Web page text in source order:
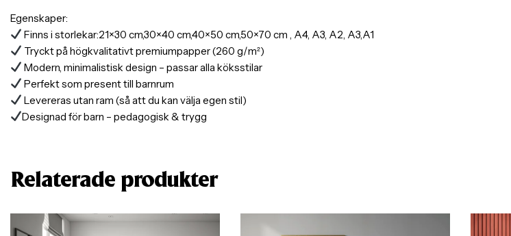
Egenskaper:
Finns i storlekar:21×30 cm,30×40 cm,40×50 cm,50×70 cm , A4, A3, A2, A3,A1
Tryckt på högkvalitativt premiumpapper (260 g/m²)
Modern, minimalistisk design – passar alla köksstilar
Perfekt som present till barnrum
Levereras utan ram (så att du kan välja egen stil)
Designad för barn – pedagogisk & trygg
Relaterade produkter